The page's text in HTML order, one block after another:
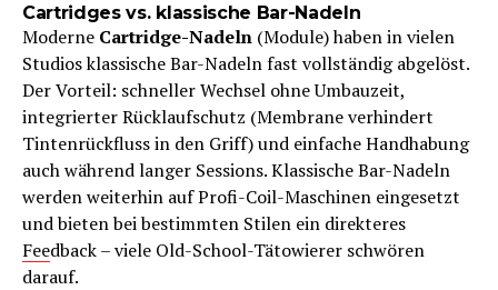
Cartridges vs. klassische Bar-Nadeln
Moderne Cartridge-Nadeln (Module) haben in vielen
Studios klassische Bar-Nadeln fast vollständig abgelöst.
Der Vorteil: schneller Wechsel ohne Umbauzeit,
integrierter Rücklaufschutz (Membrane verhindert
Tintenrückfluss in den Griff) und einfache Handhabung
auch während langer Sessions. Klassische Bar-Nadeln
werden weiterhin auf Profi-Coil-Maschinen eingesetzt
und bieten bei bestimmten Stilen ein direkteres
Feedback – viele Old-School-Tätowierer schwören
darauf.